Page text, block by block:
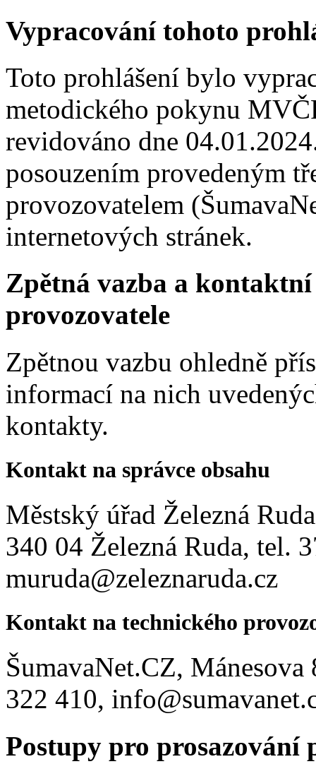
Vypracování tohoto
Toto prohlášení bylo
metodického pokynu
revidováno dne
posouzením provedeným
provozovatelem
internetových stránek.
Zpětná vazba a
provozovatele
Zpětnou vazbu ohledně
informací na nich
kontakty.
Kontakt na správce obsahu
Městský úřad Železná
340 04 Železná Ruda, tel.
muruda@zeleznaruda.cz
Kontakt na technického
ŠumavaNet.CZ,
322 410,
Postupy pro prosazování